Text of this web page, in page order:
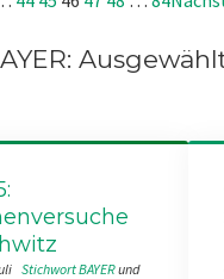
Stichwort BAYER
und